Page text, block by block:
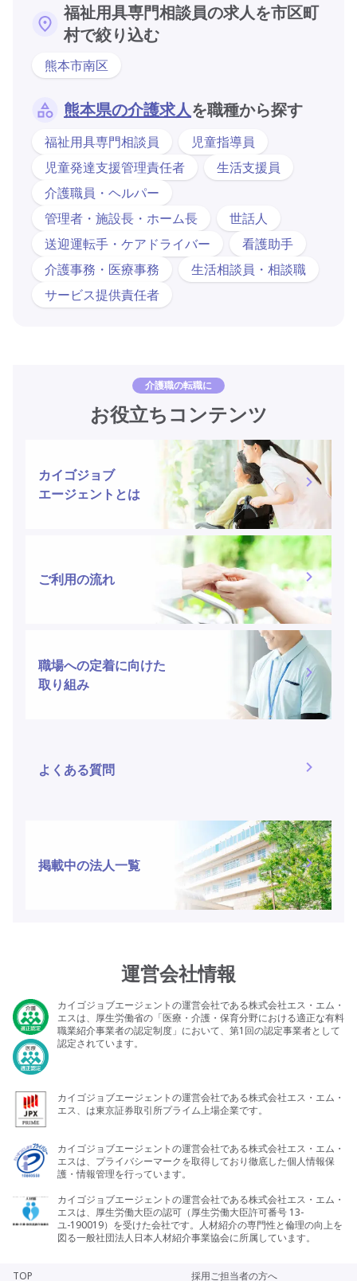
福祉用具専門相談員の求人を市区町
村で絞り込む
熊本市南区
熊本県の介護求人を職種から探す
福祉用具専門相談員
児童指導員
児童発達支援管理責任者
生活支援員
介護職員・ヘルパー
管理者・施設長・ホーム長
世話人
送迎運転手・ケアドライバー
看護助手
介護事務・医療事務
生活相談員・相談職
サービス提供責任者
介護職の転職に
お役立ちコンテンツ
カイゴジョブ
エージェントとは
ご利用の流れ
職場への定着に向けた
取り組み
よくある質問
掲載中の法人一覧
運営会社情報
カイゴジョブエージェントの運営会社である株式会社エス・エム・
エスは、厚生労働省の「医療・介護・保育分野における適正な有料
職業紹介事業者の認定制度」において、第1回の認定事業者として
認定されています。
カイゴジョブエージェントの運営会社である株式会社エス・エム・
エス、は東京証券取引所プライム上場企業です。
カイゴジョブエージェントの運営会社である株式会社エス・エム・
エスは、プライバシーマークを取得しており徹底した個人情報保
護・情報管理を行っています。
カイゴジョブエージェントの運営会社である株式会社エス・エム・
エスは、厚生労働大臣の認可（厚生労働大臣許可番号 13-
ユ-190019）を受けた会社です。人材紹介の専門性と倫理の向上を
図る一般社団法人日本人材紹介事業協会に所属しています。
TOP 採用ご担当者の方へ